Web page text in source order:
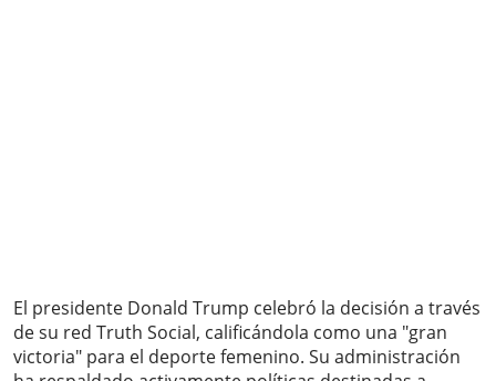
El presidente Donald Trump celebró la decisión a través
de su red Truth Social, calificándola como una "gran
victoria" para el deporte femenino. Su administración